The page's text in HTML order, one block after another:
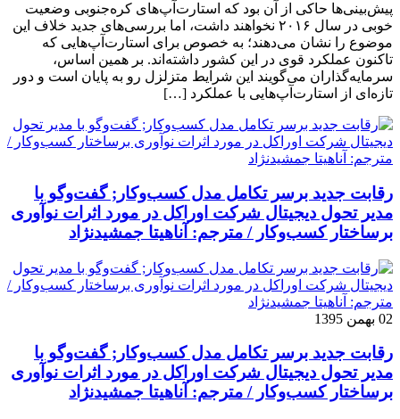
پیش‌بینی‌ها حاکی از آن بود که استارت‌آپ‌های کره‌جنوبی وضعیت
خوبی در سال ۲۰۱۶ نخواهند داشت، اما بررسی‌های جدید خلاف این
موضوع را نشان می‌دهند؛ به خصوص برای استارت‌آپ‌هایی که
تاکنون عملکرد قوی در این کشور داشته‌اند. بر همین اساس،
سرمایه‌گذاران می‌گویند این شرایط متزلزل رو به پایان است و دور
تازه‌ای از استارت‌آپ‌هایی با عملکرد […]
رقابت جدید برسر تکامل مدل کسب‌و‌کار; گفت‌وگو با
مدیر تحول دیجیتال شرکت اوراکل در مورد اثرات نوآوری
برساختار کسب‌وکار / مترجم: آناهیتا جمشیدنژاد
02 بهمن 1395
رقابت جدید برسر تکامل مدل کسب‌و‌کار; گفت‌وگو با
مدیر تحول دیجیتال شرکت اوراکل در مورد اثرات نوآوری
برساختار کسب‌وکار / مترجم: آناهیتا جمشیدنژاد